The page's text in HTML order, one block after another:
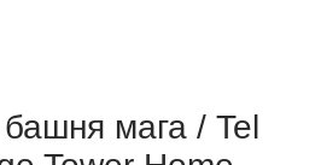
мага / Tel